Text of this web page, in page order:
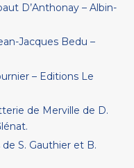
D’Anthonay – Albin-
Jacques Bedu –
– Editions Le
de Merville de D.
S. Gauthier et B.